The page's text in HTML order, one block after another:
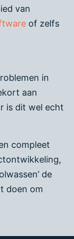
van
of zelfs
in
aan
is dit wel echt
compleet
de
doen om